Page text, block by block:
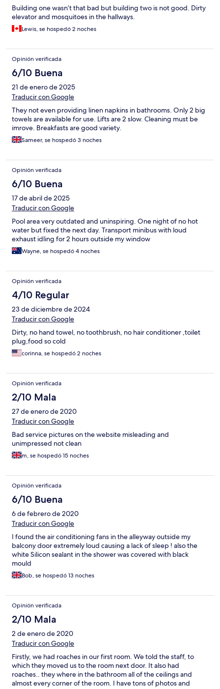
Building one wasn’t that bad but building two is not good. Dirty
elevator and mosquitoes in the hallways.
Lewis, se hospedó 2 noches
Opinión verificada
6/10 Buena
21 de enero de 2025
Traducir con Google
They not even providing linen napkins in bathrooms. Only 2 big
towels are available for use. Lifts are 2 slow. Cleaning must be
imrove. Breakfasts are good variety.
Sameer, se hospedó 3 noches
Opinión verificada
6/10 Buena
17 de abril de 2025
Traducir con Google
Pool area very outdated and uninspiring. One night of no hot
water but fixed the next day. Transport minibus with loud
exhaust idling for 2 hours outside my window
Wayne, se hospedó 4 noches
Opinión verificada
4/10 Regular
23 de diciembre de 2024
Traducir con Google
Dirty, no hand towel, no toothbrush, no hair conditioner ,toilet
plug,food so cold
corinna, se hospedó 2 noches
Opinión verificada
2/10 Mala
27 de enero de 2020
Traducir con Google
Bad service pictures on the website misleading and
unimpressed not clean
m, se hospedó 15 noches
Opinión verificada
6/10 Buena
6 de febrero de 2020
Traducir con Google
I found the air conditioning fans in the alleyway outside my
balcony door extremely loud causing a lack of sleep ! also the
white Silicon sealant in the shower was covered with black
mould
Bob, se hospedó 13 noches
Opinión verificada
2/10 Mala
2 de enero de 2020
Traducir con Google
Firstly, we had roaches in our first room. We told the staff, to
which they moved us to the room next door. It also had
roaches.. they where in the bathroom all of the ceilings and
almost every corner of the room. I have tons of photos and